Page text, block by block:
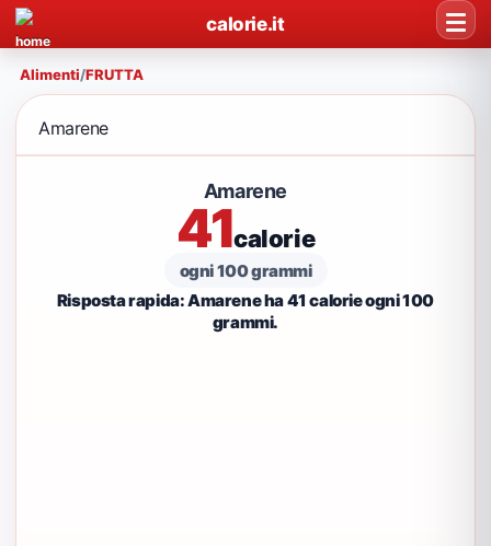
calorie.it
Alimenti/FRUTTA
Amarene
Amarene
41calorie
ogni 100 grammi
Risposta rapida: Amarene ha 41 calorie ogni 100
grammi.